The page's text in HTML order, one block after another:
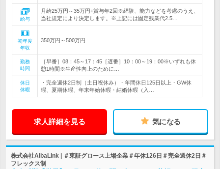
給与
月給25万円～35万円+賞与年2回※経験、能力などを考慮のうえ、
当社規定により決定します。※上記には固定残業代2.5…
初年度
年収
350万円～500万円
勤務
時間
［早番］08：45～17：45［遅番］10：00～19：00※いずれも休
憩1時間※生産性向上のために…
休日
休暇
・完全週休2日制（土日祝休み）・年間休日125日以上・GW休
暇、夏期休暇、年末年始休暇・結婚休暇（入…
求人詳細を見る 気になる
株式会社AlbaLink | ＃東証グロース上場企業＃年休126日＃完全週休2日＃
フレックス制